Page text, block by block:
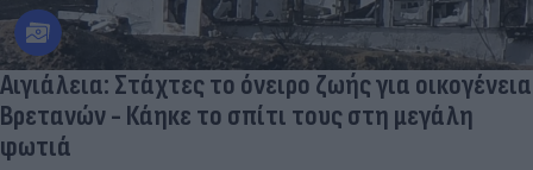
Αιγιάλεια: Στάχτες το όνειρο ζωής για οικογένεια
Βρετανών - Κάηκε το σπίτι τους στη μεγάλη
φωτιά